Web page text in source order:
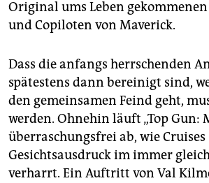
Original ums Leben
und Copiloten von Maverick.
Dass die anfangs herrschenden
spätestens dann bereinigt sind,
den gemeinsamen Feind geht,
werden. Ohnehin läuft „Top Gun:
überraschungsfrei ab, wie Cruises
Gesichtsausdruck im immer
verharrt. Ein Auftritt von Val